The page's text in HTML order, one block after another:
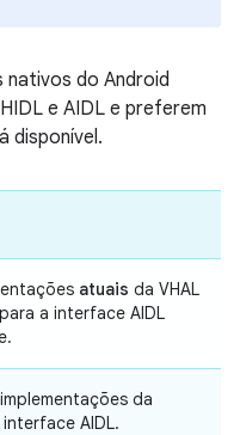
nativos do Android
e AIDL e preferem
disponível.
atuais da VHAL
a interface AIDL
implementações da
interface AIDL.